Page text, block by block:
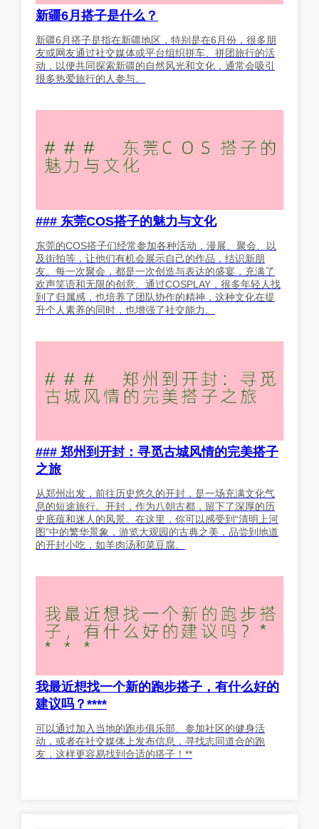
新疆6月搭子是什么？
新疆6月搭子是指在新疆地区，特别是在6月份，很多朋
友或网友通过社交媒体或平台组织拼车、拼团旅行的活
动，以便共同探索新疆的自然风光和文化，通常会吸引
很多热爱旅行的人参与。
### 东莞COS搭子的魅力与文化
东莞的COS搭子们经常参加各种活动，漫展、聚会、以
及街拍等，让他们有机会展示自己的作品，结识新朋
友。每一次聚会，都是一次创造与表达的盛宴，充满了
欢声笑语和无限的创意。通过COSPLAY，很多年轻人找
到了归属感，也培养了团队协作的精神，这种文化在提
升个人素养的同时，也增强了社交能力。
### 郑州到开封：寻觅古城风情的完美搭子
之旅
从郑州出发，前往历史悠久的开封，是一场充满文化气
息的短途旅行。开封，作为八朝古都，留下了深厚的历
史底蕴和迷人的风景。在这里，你可以感受到“清明上河
图”中的繁华景象，游览大观园的古典之美，品尝到地道
的开封小吃，如羊肉汤和菜豆腐。
我最近想找一个新的跑步搭子，有什么好的
建议吗？****
可以通过加入当地的跑步俱乐部、参加社区的健身活
动，或者在社交媒体上发布信息，寻找志同道合的跑
友，这样更容易找到合适的搭子！**